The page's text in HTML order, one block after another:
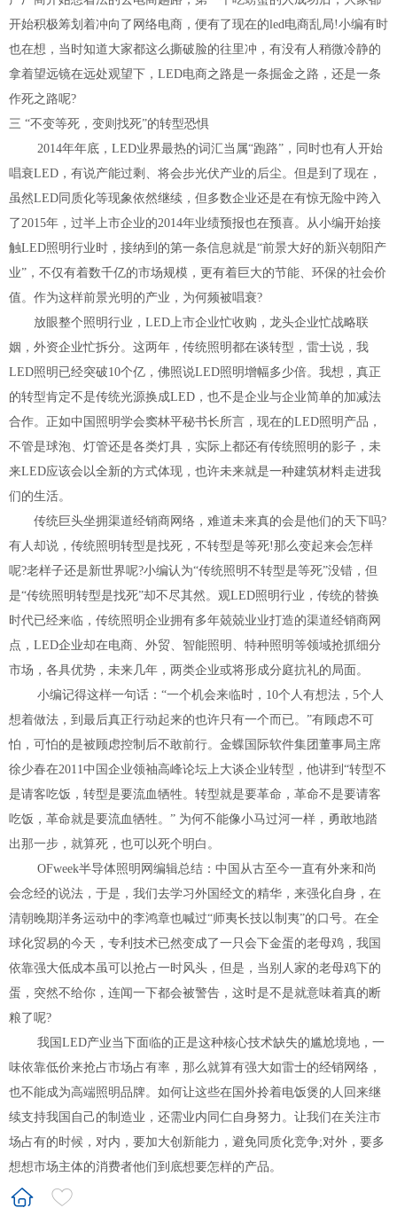
开始积极筹划着冲向了网络电商，便有了现在的led电商乱局!小编有时
也在想，当时知道大家都这么撕破脸的往里冲，有没有人稍微冷静的
拿着望远镜在远处观望下，LED电商之路是一条掘金之路，还是一条
作死之路呢?
三 “不变等死，变则找死”的转型恐惧
2014年年底，LED业界最热的词汇当属“跑路”，同时也有人开始
唱衰LED，有说产能过剩、将会步光伏产业的后尘。但是到了现在，
虽然LED同质化等现象依然继续，但多数企业还是在有惊无险中跨入
了2015年，过半上市企业的2014年业绩预报也在预喜。从小编开始接
触LED照明行业时，接纳到的第一条信息就是“前景大好的新兴朝阳产
业”，不仅有着数千亿的市场规模，更有着巨大的节能、环保的社会价
值。作为这样前景光明的产业，为何频被唱衰?
放眼整个照明行业，LED上市企业忙收购，龙头企业忙战略联
姻，外资企业忙拆分。这两年，传统照明都在谈转型，雷士说，我
LED照明已经突破10个亿，佛照说LED照明增幅多少倍。我想，真正
的转型肯定不是传统光源换成LED，也不是企业与企业简单的加减法
合作。正如中国照明学会窦林平秘书长所言，现在的LED照明产品，
不管是球泡、灯管还是各类灯具，实际上都还有传统照明的影子，未
来LED应该会以全新的方式体现，也许未来就是一种建筑材料走进我
们的生活。
传统巨头坐拥渠道经销商网络，难道未来真的会是他们的天下吗?
有人却说，传统照明转型是找死，不转型是等死!那么变起来会怎样
呢?老样子还是新世界呢?小编认为“传统照明不转型是等死”没错，但
是“传统照明转型是找死”却不尽其然。观LED照明行业，传统的替换
时代已经来临，传统照明企业拥有多年兢兢业业打造的渠道经销商网
点，LED企业却在电商、外贸、智能照明、特种照明等领域抢抓细分
市场，各具优势，未来几年，两类企业或将形成分庭抗礼的局面。
小编记得这样一句话：“一个机会来临时，10个人有想法，5个人
想着做法，到最后真正行动起来的也许只有一个而已。”有顾虑不可
怕，可怕的是被顾虑控制后不敢前行。金蝶国际软件集团董事局主席
徐少春在2011中国企业领袖高峰论坛上大谈企业转型，他讲到“转型不
是请客吃饭，转型是要流血牺牲。转型就是要革命，革命不是要请客
吃饭，革命就是要流血牺牲。” 为何不能像小马过河一样，勇敢地踏
出那一步，就算死，也可以死个明白。
OFweek半导体照明网编辑总结：中国从古至今一直有外来和尚
会念经的说法，于是，我们去学习外国经文的精华，来强化自身，在
清朝晚期洋务运动中的李鸿章也喊过“师夷长技以制夷”的口号。在全
球化贸易的今天，专利技术已然变成了一只会下金蛋的老母鸡，我国
依靠强大低成本虽可以抢占一时风头，但是，当别人家的老母鸡下的
蛋，突然不给你，连闻一下都会被警告，这时是不是就意味着真的断
粮了呢?
我国LED产业当下面临的正是这种核心技术缺失的尴尬境地，一
味依靠低价来抢占市场占有率，那么就算有强大如雷士的经销网络，
也不能成为高端照明品牌。如何让这些在国外拎着电饭煲的人回来继
续支持我国自己的制造业，还需业内同仁自身努力。让我们在关注市
场占有的时候，对内，要加大创新能力，避免同质化竞争;对外，要多
想想市场主体的消费者他们到底想要怎样的产品。